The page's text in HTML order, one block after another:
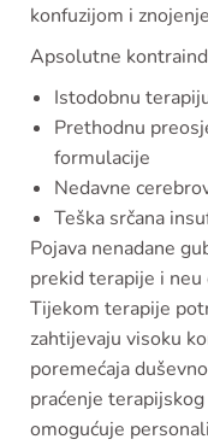
konfuzijom i
Apsolutne
Istodobnu
Prethodnu
formulacije
Nedavne
Teška srčana
Pojava nenadane
prekid terapije i
Tijekom terapije
zahtijevaju visoku
poremećaja
praćenje
omogućuje